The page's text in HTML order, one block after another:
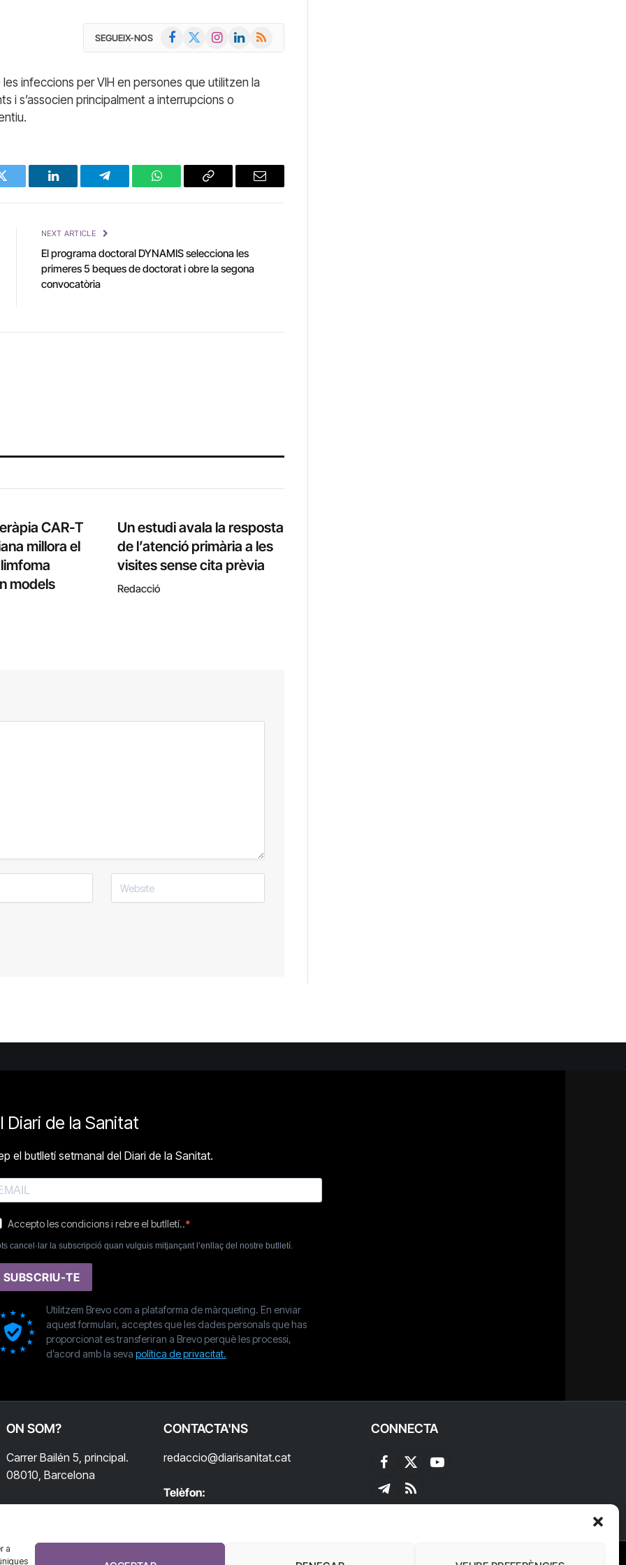
a
SEGUEIX-NOS Facebook InstagramLinkedIn
RSS
infeccions per VIH en persones que utilitzen la
i s’associen principalment a interrupcions o
Twitter LinkedIn Telegram WhatsAppCopy
Email
NEXT ARTICLE
El programa doctoral DYNAMIS selecciona les
primeres 5 beques de doctorat i obre la segona
convocatòria
CAR-T
millora el
models
Un estudi avala la resposta
de l’atenció primària a les
visites sense cita prèvia
Redacció
Diari de la Sanitat
el butlletí setmanal del Diari de la Sanitat.
Accepto les condicions i rebre el butlletí..
cancel·lar la subscripció quan vulguis mitjançant l’enllaç del nostre butlletí.
SUBSCRIU-TE
Utilitzem Brevo com a plataforma de màrqueting. En enviar
aquest formulari, acceptes que les dades personals que has
proporcionat es transferiran a Brevo perquè les processi,
d’acord amb la seva política de privacitat.
ON SOM?
Carrer Bailén 5, principal.
08010, Barcelona
CONTACTA'NS
redaccio@diarisanitat.cat
Telèfon:
CONNECTA
Facebook
X
(Twitter)
YouTube
Telegram
RSS